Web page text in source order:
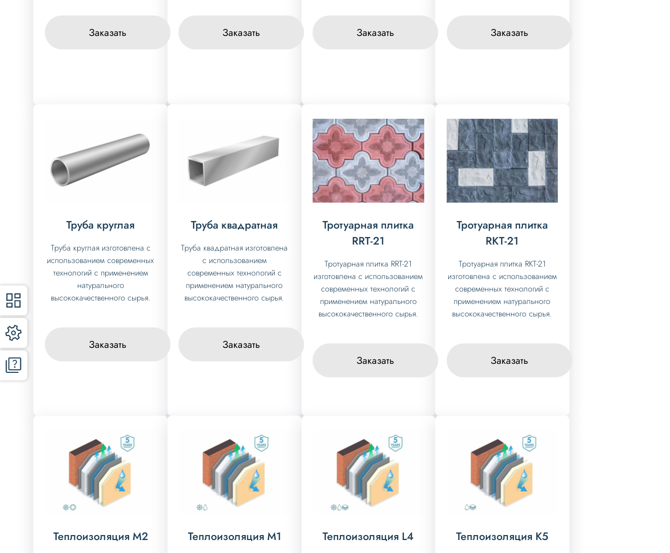
Заказать Заказать Заказать Заказать
Труба круглая
Труба круглая изготовлена с
использованием современных
технологий с применением
натурального
высококачественного сырья.
Заказать
Труба квадратная
Труба квадратная изготовлена
с использованием
современных технологий с
применением натурального
высококачественного сырья.
Заказать
Тротуарная плитка
RRT-21
Тротуарная плитка RRT-21
изготовлена с использованием
современных технологий с
применением натурального
высококачественного сырья.
Заказать
Тротуарная плитка
RKT-21
Тротуарная плитка RKT-21
изготовлена с использованием
современных технологий с
применением натурального
высококачественного сырья.
Заказать
Теплоизоляция М2 Теплоизоляция М1 Теплоизоляция L4 Теплоизоляция K5